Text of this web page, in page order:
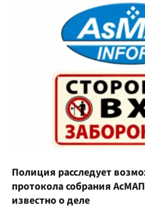
Полиция расследует
протокола собрания
известно о деле